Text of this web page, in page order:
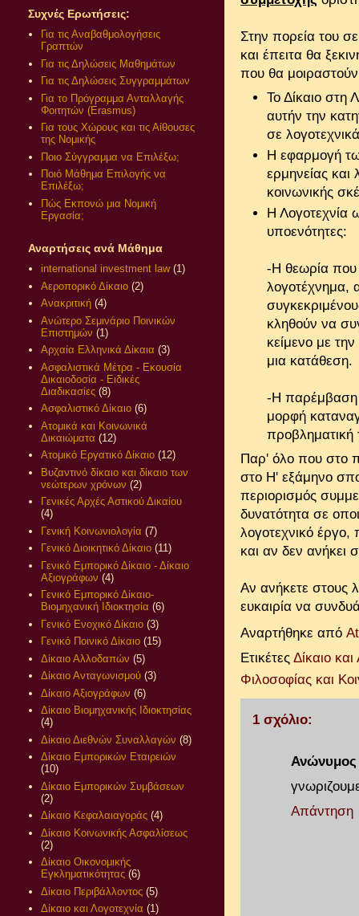
Στην πορεία του
και έπειτα θα
που θα
Το Δίκαιο στη
αυτήν την
σε
Η εφαρμογή
ερμηνείας και
κοινωνικής
Η Λογοτεχνία
υποενότητες:
-Η θεωρία που
λογοτέχνημα,
κληθούν να
κείμενο με
μια κατάθεση.
-Η παρέμβαση
μορφή
προβληματική
Παρ' όλο που στο
στο Η' εξάμηνο
περιορισμός
δυνατότητα σε
λογοτεχνικό έργο,
και αν δεν ανήκει
Αν ανήκετε στους
ευκαιρία να
Αναρτήθηκε από
Ετικέτες Δίκαιο
Φιλοσοφίας και
1 σχόλιο:
Ανώνυμος
Απάντηση
Συχνές Ερωτήσεις:
Για τις Αναβαθμολογήσεις
Γραπτών
Για τις Δηλώσεις Μαθημάτων
Για τις Δηλώσεις Συγγραμμάτων
Για το Πρόγραμμα Ανταλλαγής
Φοιτητών (Erasmus)
Για τους Χώρους και τις Αίθουσες
της Νομικής
Ποιο Σύγγραμμα να Επιλέξω;
Ποιό Μάθημα Επιλογής να
Επιλέξω;
Πώς Εκπονώ μια Νομική
Εργασία;
Αναρτήσεις ανά Μάθημα
international investment law (1)
Αεροπορικό Δίκαιο (2)
Ανακριτική (4)
Ανώτερο Σεμινάριο Ποινικών
Επιστημών (1)
Αρχαία Ελληνικά Δίκαια (3)
Ασφαλιστικά Μέτρα - Εκουσία
Δικαιοδοσία - Ειδικές
Διαδικασίες (8)
Ασφαλιστικό Δίκαιο (6)
Ατομικά και Κοινωνικά
Δικαιώματα (12)
Ατομικό Εργατικό Δίκαιο (12)
Βυζαντινό δίκαιο και δίκαιο των
νεώτερων χρόνων (2)
Γενικές Αρχές Αστικού Δικαίου
(4)
Γενική Κοινωνιολογία (7)
Γενικό Διοικητικό Δίκαιο (11)
Γενικό Εμπορικό Δίκαιο - Δίκαιο
Αξιογράφων (4)
Γενικό Εμπορικό Δίκαιο-
Βιομηχανική Ιδιοκτησία (6)
Γενικό Ενοχικό Δίκαιο (3)
Γενικό Ποινικό Δίκαιο (15)
Δίκαιο Αλλοδαπών (5)
Δίκαιο Ανταγωνισμού (3)
Δίκαιο Αξιογράφων (6)
Δίκαιο Βιομηχανικής Ιδιοκτησίας
(4)
Δίκαιο Διεθνών Συναλλαγών (8)
Δίκαιο Εμπορικών Εταιρειών
(10)
Δίκαιο Εμπορικών Συμβάσεων
(2)
Δίκαιο Κεφαλαιαγοράς (4)
Δίκαιο Κοινωνικής Ασφαλίσεως
(2)
Δίκαιο Οικονομικής
Εγκληματικότητας (6)
Δίκαιο Περιβάλλοντος (5)
Δίκαιο και Λογοτεχνία (1)